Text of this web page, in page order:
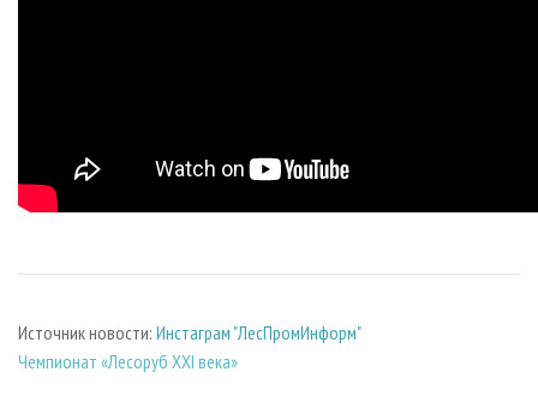
Источник новости: Инстаграм "ЛесПромИнформ"
Чемпионат «Лесоруб XXI века»